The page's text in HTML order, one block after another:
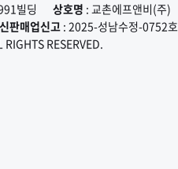
빌딩 상호명 : 교촌에프앤비(주)
판매업신고 : 2025-성남수정-0752호
RESERVED.